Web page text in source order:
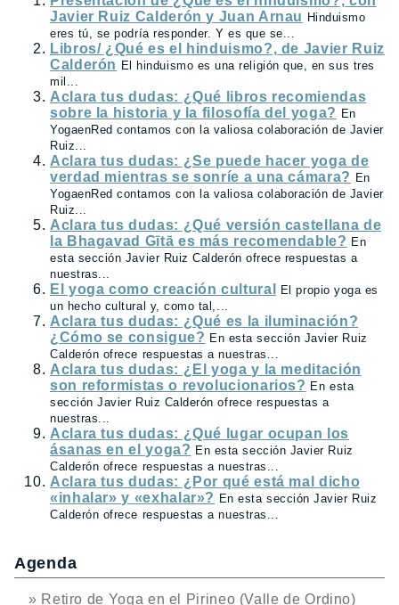
Javier Ruiz Calderón y Juan Arnau Hinduismo
eres tú, se podría responder. Y es que se...
Libros/ ¿Qué es el hinduismo?, de Javier Ruiz
Calderón El hinduismo es una religión que, en sus tres
mil...
Aclara tus dudas: ¿Qué libros recomiendas
sobre la historia y la filosofía del yoga? En
YogaenRed contamos con la valiosa colaboración de Javier
Ruiz...
Aclara tus dudas: ¿Se puede hacer yoga de
verdad mientras se sonríe a una cámara? En
YogaenRed contamos con la valiosa colaboración de Javier
Ruiz...
Aclara tus dudas: ¿Qué versión castellana de
la Bhagavad Gītā es más recomendable? En
esta sección Javier Ruiz Calderón ofrece respuestas a
nuestras...
El yoga como creación cultural
El propio yoga es
un hecho cultural y, como tal,...
Aclara tus dudas: ¿Qué es la iluminación?
¿Cómo se consigue? En esta sección Javier Ruiz
Calderón ofrece respuestas a nuestras...
Aclara tus dudas: ¿El yoga y la meditación
son reformistas o revolucionarios? En esta
sección Javier Ruiz Calderón ofrece respuestas a
nuestras...
Aclara tus dudas: ¿Qué lugar ocupan los
ásanas en el yoga? En esta sección Javier Ruiz
Calderón ofrece respuestas a nuestras...
Aclara tus dudas: ¿Por qué está mal dicho
«inhalar» y «exhalar»? En esta sección Javier Ruiz
Calderón ofrece respuestas a nuestras...
Agenda
» Retiro de Yoga en el Pirineo (Valle de Ordino)